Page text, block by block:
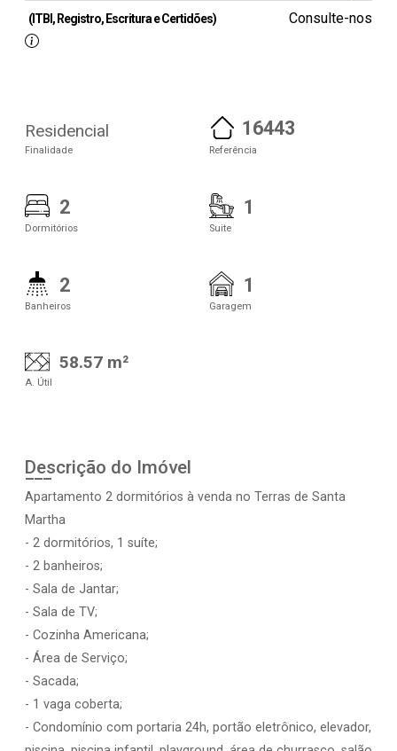
(ITBI, Registro, Escritura e Certidões) Consulte-nos
Residencial
Finalidade
16443
Referência
2
Dormitórios
1
Suite
2
Banheiros
1
Garagem
58.57 m²
A. Útil
Descrição do Imóvel
Apartamento 2 dormitórios à venda no Terras de Santa
Martha
- 2 dormitórios, 1 suíte;
- 2 banheiros;
- Sala de Jantar;
- Sala de TV;
- Cozinha Americana;
- Área de Serviço;
- Sacada;
- 1 vaga coberta;
- Condomínio com portaria 24h, portão eletrônico, elevador,